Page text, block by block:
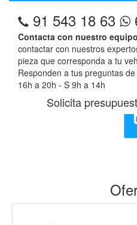
91 543 18 63
Contacta con nuestro
contactar con nuestros
pieza que corresponda a tu
Responden a tus preguntas
16h a 20h - S 9h a 14h
Solicita